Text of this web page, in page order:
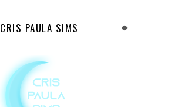
CRIS PAULA SIMS